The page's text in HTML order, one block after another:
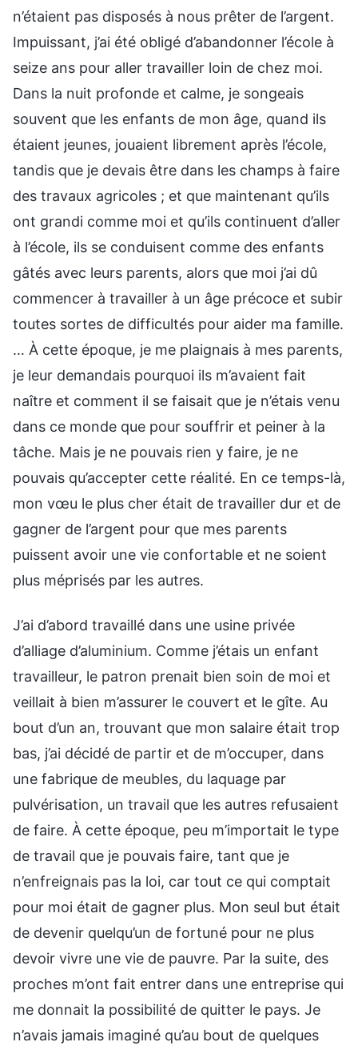
n’étaient pas disposés à nous prêter de l’argent.
Impuissant, j’ai été obligé d’abandonner l’école à
seize ans pour aller travailler loin de chez moi.
Dans la nuit profonde et calme, je songeais
souvent que les enfants de mon âge, quand ils
étaient jeunes, jouaient librement après l’école,
tandis que je devais être dans les champs à faire
des travaux agricoles ; et que maintenant qu’ils
ont grandi comme moi et qu’ils continuent d’aller
à l’école, ils se conduisent comme des enfants
gâtés avec leurs parents, alors que moi j’ai dû
commencer à travailler à un âge précoce et subir
toutes sortes de difficultés pour aider ma famille.
… À cette époque, je me plaignais à mes parents,
je leur demandais pourquoi ils m’avaient fait
naître et comment il se faisait que je n’étais venu
dans ce monde que pour souffrir et peiner à la
tâche. Mais je ne pouvais rien y faire, je ne
pouvais qu’accepter cette réalité. En ce temps-là,
mon vœu le plus cher était de travailler dur et de
gagner de l’argent pour que mes parents
puissent avoir une vie confortable et ne soient
plus méprisés par les autres.
J’ai d’abord travaillé dans une usine privée
d’alliage d’aluminium. Comme j’étais un enfant
travailleur, le patron prenait bien soin de moi et
veillait à bien m’assurer le couvert et le gîte. Au
bout d’un an, trouvant que mon salaire était trop
bas, j’ai décidé de partir et de m’occuper, dans
une fabrique de meubles, du laquage par
pulvérisation, un travail que les autres refusaient
de faire. À cette époque, peu m’importait le type
de travail que je pouvais faire, tant que je
n’enfreignais pas la loi, car tout ce qui comptait
pour moi était de gagner plus. Mon seul but était
de devenir quelqu’un de fortuné pour ne plus
devoir vivre une vie de pauvre. Par la suite, des
proches m’ont fait entrer dans une entreprise qui
me donnait la possibilité de quitter le pays. Je
n’avais jamais imaginé qu’au bout de quelques